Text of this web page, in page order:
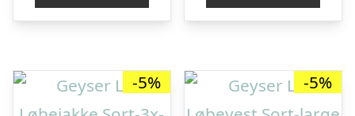
kr. 550,00.kr. 522,50.
kr. 500,00.kr.
-5% -5%